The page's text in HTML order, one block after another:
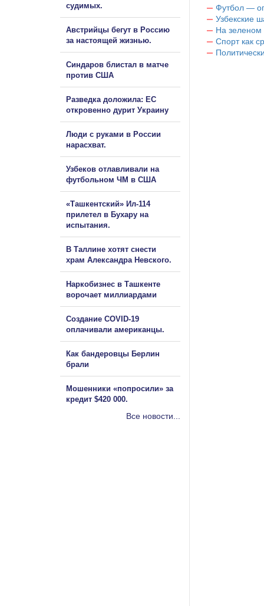
Футбол —
Узбекские
На зеленом
Спорт как
судимых.
Австрийцы бегут в Россию
за настоящей жизнью.
Синдаров блистал в матче
против США
Разведка доложила: ЕС
откровенно дурит Украину
Люди с руками в России
нарасхват.
Узбеков отлавливали на
футбольном ЧМ в США
«Ташкентский» Ил-114
прилетел в Бухару на
испытания.
В Таллине хотят снести
храм Александра Невского.
Наркобизнес в Ташкенте
ворочает миллиардами
Создание COVID-19
оплачивали американцы.
Как бандеровцы Берлин
брали
Мошенники «попросили» за
кредит $420 000.
Все новости...